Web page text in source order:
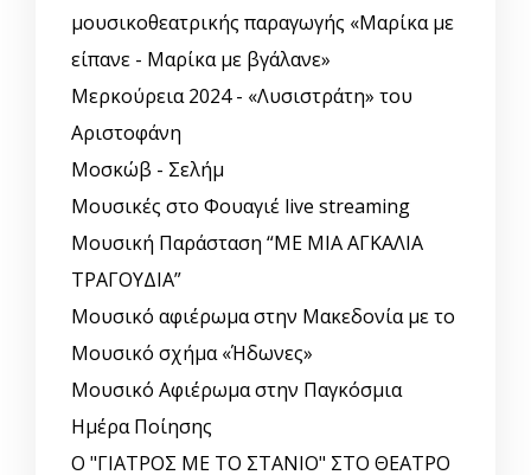
μουσικοθεατρικής παραγωγής «Μαρίκα με
είπανε - Μαρίκα με βγάλανε»
Μερκούρεια 2024 - «Λυσιστράτη» του
Αριστοφάνη
Μοσκώβ - Σελήμ
Μουσικές στο Φουαγιέ live streaming
Μουσική Παράσταση “ΜΕ ΜΙΑ ΑΓΚΑΛΙΑ
ΤΡΑΓΟΥΔΙΑ”
Μουσικό αφιέρωμα στην Μακεδονία με το
Μουσικό σχήμα «Ήδωνες»
Μουσικό Αφιέρωμα στην Παγκόσμια
Ημέρα Ποίησης
Ο "ΓΙΑΤΡΟΣ ΜΕ ΤΟ ΣΤΑΝΙΟ" ΣΤΟ ΘΕΑΤΡΟ